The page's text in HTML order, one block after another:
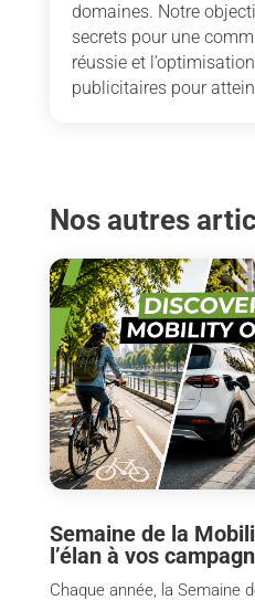
domaines. Notre
secrets pour une
réussie et
publicitaires pour
Nos autres
Semaine de la
l’élan à vos
Chaque année, la Semaine